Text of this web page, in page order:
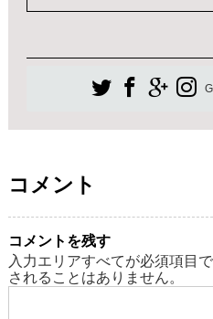
コメント
コメントを残す
入力エリアすべてが必須項目
されることはありません。